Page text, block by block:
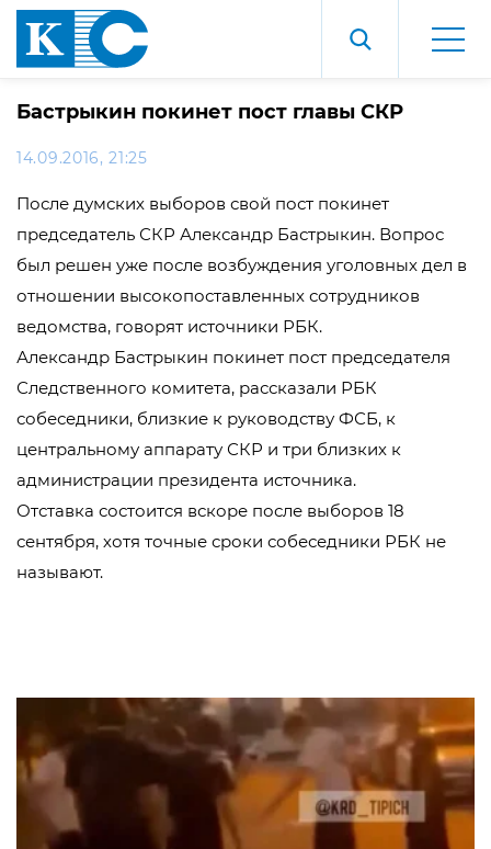
Бастрыкин покинет пост главы СКР
14.09.2016, 21:25
После думских выборов свой пост покинет
председатель СКР Александр Бастрыкин. Вопрос
был решен уже после возбуждения уголовных дел в
отношении высокопоставленных сотрудников
ведомства, говорят источники РБК.
Александр Бастрыкин покинет пост председателя
Следственного комитета, рассказали РБК
собеседники, близкие к руководству ФСБ, к
центральному аппарату СКР и три близких к
администрации президента источника.
Отставка состоится вскоре после выборов 18
сентября, хотя точные сроки собеседники РБК не
называют.